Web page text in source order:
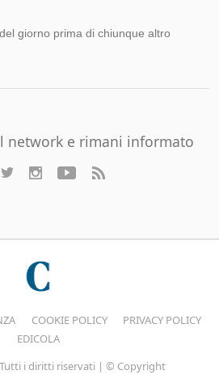
giorno prima di chiunque altro
network e rimani informato
COOKIE POLICY
PRIVACY POLICY
EDICOLA
Tutti i diritti riservati | © Copyright